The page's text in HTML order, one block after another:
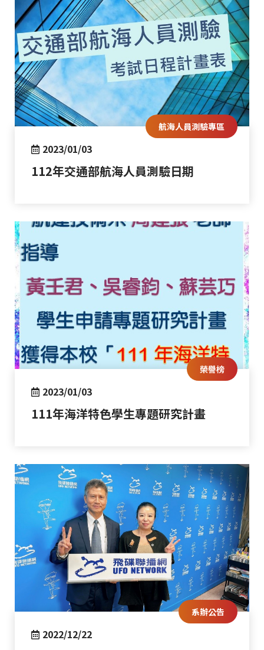
航海人員測驗專區
2023/01/03
112年交通部航海人員測驗日期
榮譽榜
2023/01/03
111年海洋特色學生專題研究計畫
系辦公告
2022/12/22